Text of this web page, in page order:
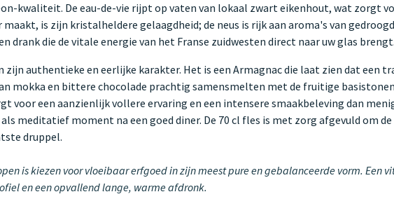
kwaliteit. De eau-de-vie rijpt op vaten van lokaal zwart eikenhout, wat zorgt
is zijn kristalheldere gelaagdheid; de neus is rijk aan aroma's van
drank die de vitale energie van het Franse zuidwesten direct naar uw glas brengt.
zijn authentieke en eerlijke karakter. Het is een Armagnac die laat zien dat een
mokka en bittere chocolade prachtig samensmelten met de fruitige basistonen
voor een aanzienlijk vollere ervaring en een intensere smaakbeleving dan
meditatief moment na een goed diner. De 70 cl fles is met zorg afgevuld om
druppel.
is kiezen voor vloeibaar erfgoed in zijn meest pure en gebalanceerde vorm. Een
en een opvallend lange, warme afdronk.